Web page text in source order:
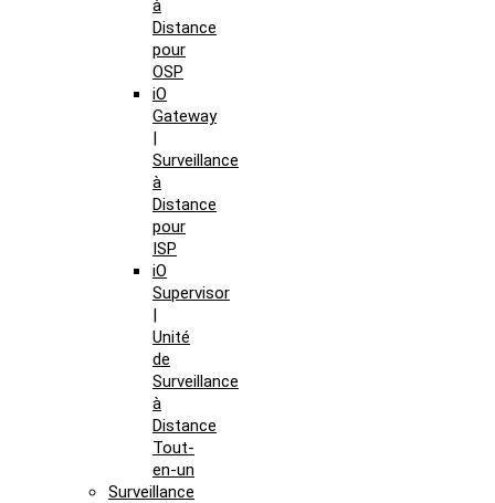
à
Distance
pour
OSP
iO
Gateway
|
Surveillance
à
Distance
pour
ISP
iO
Supervisor
|
Unité
de
Surveillance
à
Distance
Tout-
en-un
Surveillance